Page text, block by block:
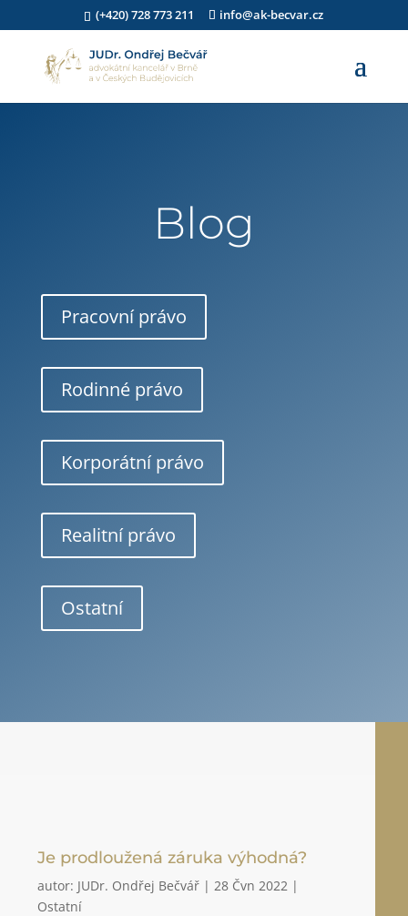
(+420) 728 773 211 info@ak-becvar.cz
Blog
Pracovní právo
Rodinné právo
Korporátní právo
Realitní právo
Ostatní
Je prodloužená záruka výhodná?
autor: JUDr. Ondřej Bečvář |28 Čvn 2022 |
Ostatní